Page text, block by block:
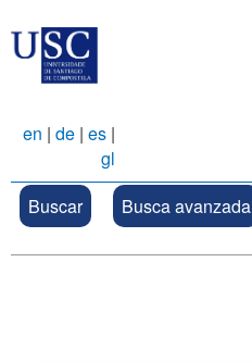
en | de | es |
gl
Buscar
Busca avanzada